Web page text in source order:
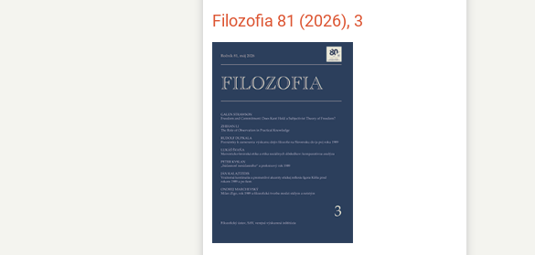
Filozofia 81 (2026), 3